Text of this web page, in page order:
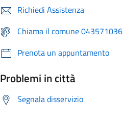
Richiedi Assistenza
Chiama il comune 043571036
Prenota un appuntamento
Problemi in città
Segnala disservizio